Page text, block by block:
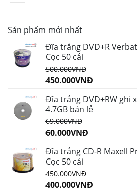
Sản phẩm mới nhất
Đĩa trắng DVD+R
Cọc 50 cái
500.000VNĐ
450.000VNĐ
Đĩa trắng DVD+RW ghi
4.7GB bán lẻ
69.000VNĐ
60.000VNĐ
Đĩa trắng CD-R Maxell
Cọc 50 cái
450.000VNĐ
400.000VNĐ